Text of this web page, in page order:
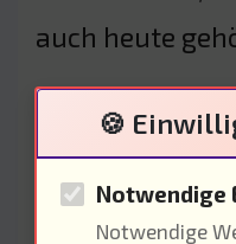
auch heute
Der Einfluss
🍪
Notwendige
Notwendige